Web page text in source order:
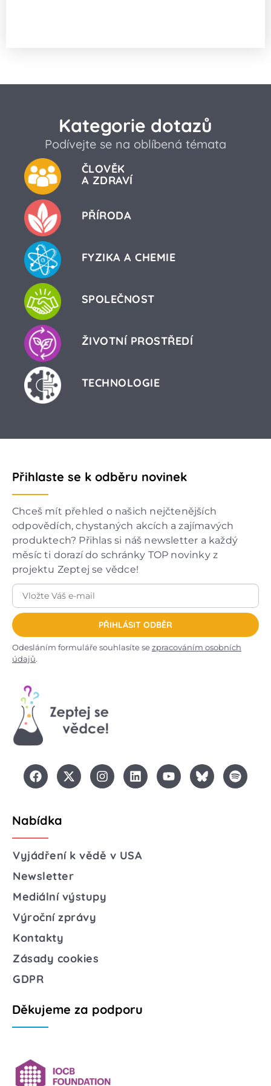
Kategorie dotazů
Podívejte se na oblíbená témata
ČLOVĚK
A ZDRAVÍ
PŘÍRODA
FYZIKA A CHEMIE
SPOLEČNOST
ŽIVOTNÍ PROSTŘEDÍ
TECHNOLOGIE
Přihlaste se k odběru novinek
Chceš mít přehled o našich nejčtenějších
odpovědích, chystaných akcích a zajímavých
produktech? Přihlas si náš newsletter a každý
měsíc ti dorazí do schránky TOP novinky z
projektu Zeptej se vědce!
PŘIHLÁSIT ODBĚR
Odesláním formuláře souhlasíte sezpracováním osobních
údajů.
Nabídka
Vyjádření k vědě v USA
Newsletter
Mediální výstupy
Výroční zprávy
Kontakty
Zásady cookies
GDPR
Děkujeme za podporu